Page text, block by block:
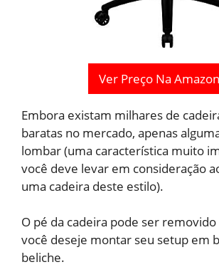
Ver Preço Na Amazon
Embora existam milhares de
baratas no mercado, apenas
lombar (uma característica muito
você deve levar em consideração
uma cadeira deste estilo).
O pé da cadeira pode ser removido
você deseje montar seu setup em
beliche.